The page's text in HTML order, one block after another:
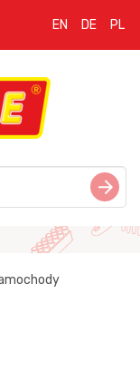
EN DE PL